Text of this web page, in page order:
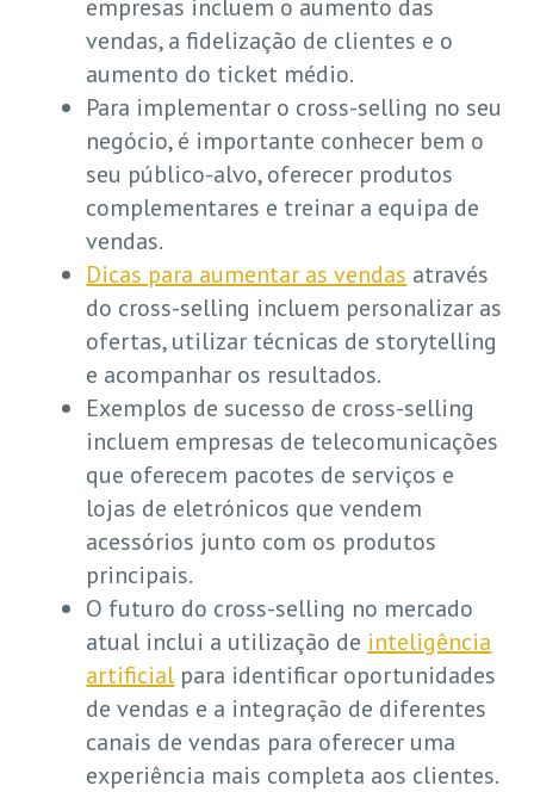
empresas incluem o aumento das
vendas, a fidelização de clientes e o
aumento do ticket médio.
Para implementar o cross-selling no seu
negócio, é importante conhecer bem o
seu público-alvo, oferecer produtos
complementares e treinar a equipa de
vendas.
Dicas para aumentar as vendas através
do cross-selling incluem personalizar as
ofertas, utilizar técnicas de storytelling
e acompanhar os resultados.
Exemplos de sucesso de cross-selling
incluem empresas de telecomunicações
que oferecem pacotes de serviços e
lojas de eletrónicos que vendem
acessórios junto com os produtos
principais.
O futuro do cross-selling no mercado
atual inclui a utilização de inteligência
artificial para identificar oportunidades
de vendas e a integração de diferentes
canais de vendas para oferecer uma
experiência mais completa aos clientes.